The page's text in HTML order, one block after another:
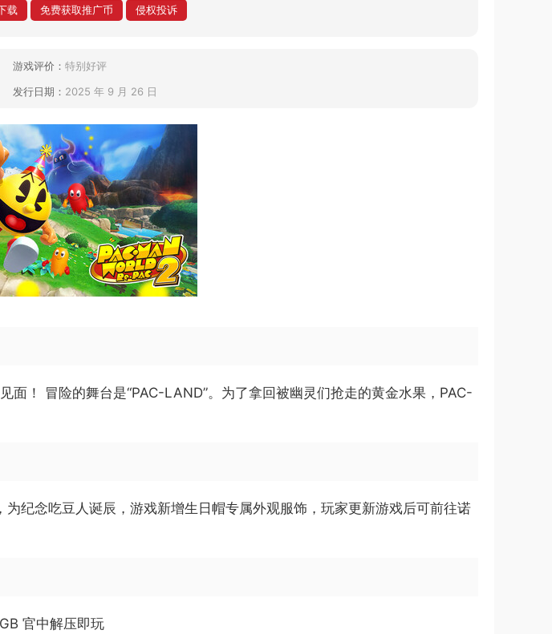
载 免费获取推广币 侵权投诉
游戏评价： 特别好评
发行日期： 2025 年 9 月 26 日
！ 冒险的舞台是“PAC-LAND”。为了拿回被幽灵们抢走的黄金水果，PAC-
纪念吃豆人诞辰，游戏新增生日帽专属外观服饰，玩家更新游戏后可前往诺
官中解压即玩